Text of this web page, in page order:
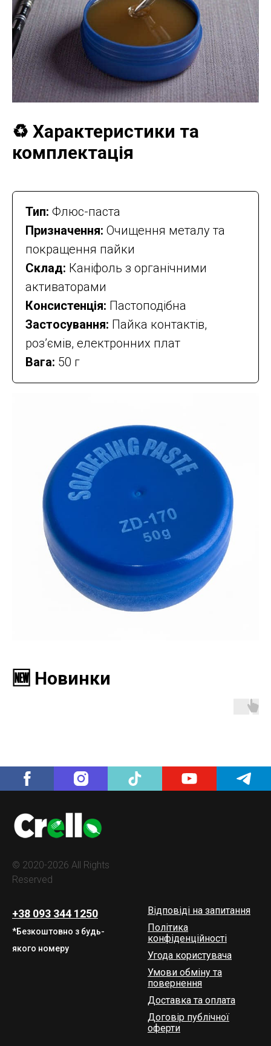
♻️ Характеристики та
комплектація
Тип: Флюс-паста
Призначення: Очищення металу та
покращення пайки
Склад: Каніфоль з органічними
активаторами
Консистенція: Пастоподібна
Застосування: Пайка контактів,
роз’ємів, електронних плат
Вага: 50 г
🆕 Новинки
© 2020-2026 All Rights
Reserved
+38 093 344 1250
*Безкоштовно з будь-
якого номеру
Відповіді на запитання
Політика
конфіденційності
Угода користувача
Умови обміну та
повернення
Доставка та оплата
Договір публічної
оферти